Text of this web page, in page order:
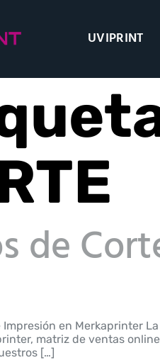
UVIPRINT
de
Impresión en Merkaprinter
matriz de ventas
[…]